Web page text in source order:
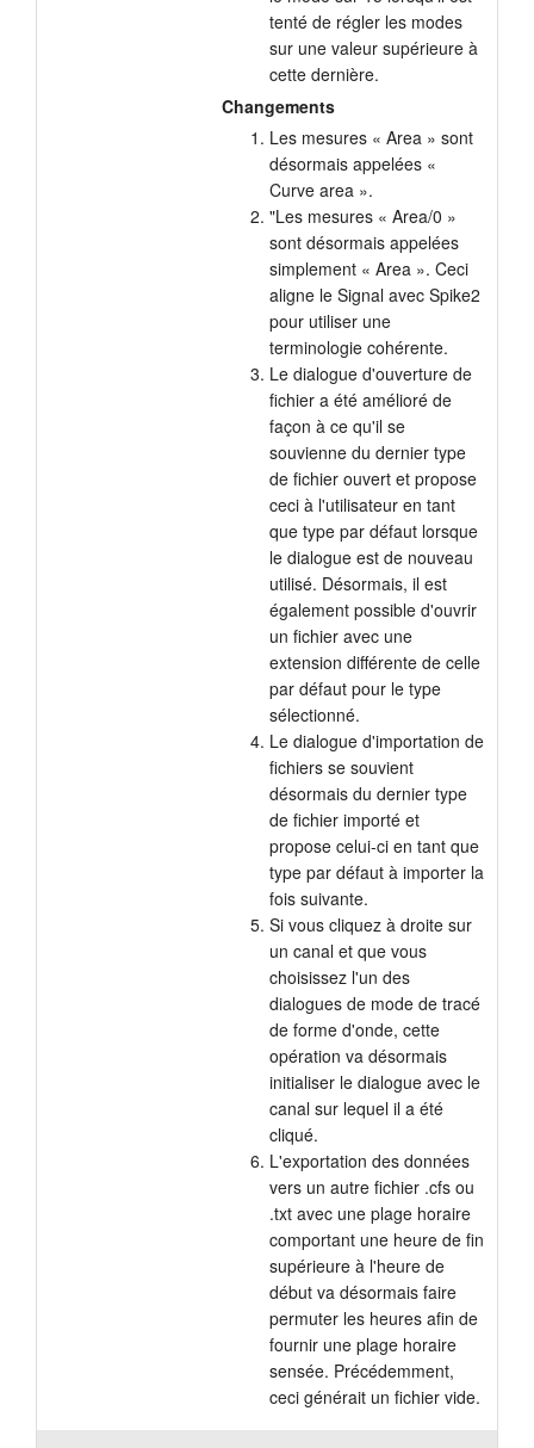
tenté de régler les modes
sur une valeur supérieure à
cette dernière.
Changements
Les mesures « Area » sont
désormais appelées «
Curve area ».
"Les mesures « Area/0 »
sont désormais appelées
simplement « Area ». Ceci
aligne le Signal avec Spike2
pour utiliser une
terminologie cohérente.
Le dialogue d'ouverture de
fichier a été amélioré de
façon à ce qu'il se
souvienne du dernier type
de fichier ouvert et propose
ceci à l'utilisateur en tant
que type par défaut lorsque
le dialogue est de nouveau
utilisé. Désormais, il est
également possible d'ouvrir
un fichier avec une
extension différente de celle
par défaut pour le type
sélectionné.
Le dialogue d'importation de
fichiers se souvient
désormais du dernier type
de fichier importé et
propose celui-ci en tant que
type par défaut à importer la
fois suivante.
Si vous cliquez à droite sur
un canal et que vous
choisissez l'un des
dialogues de mode de tracé
de forme d'onde, cette
opération va désormais
initialiser le dialogue avec le
canal sur lequel il a été
cliqué.
L'exportation des données
vers un autre fichier .cfs ou
.txt avec une plage horaire
comportant une heure de fin
supérieure à l'heure de
début va désormais faire
permuter les heures afin de
fournir une plage horaire
sensée. Précédemment,
ceci générait un fichier vide.